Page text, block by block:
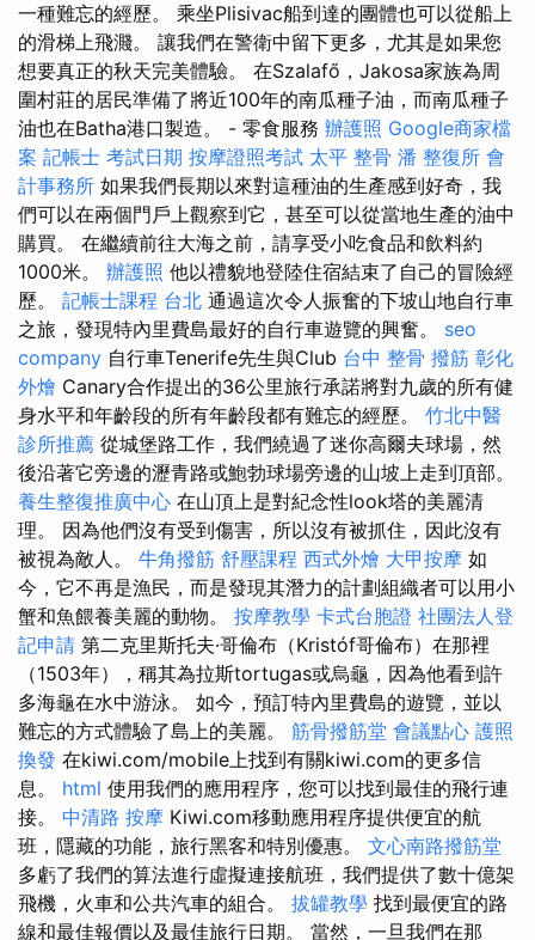
一種難忘的經歷。 乘坐Plisivac船到達的團體也可以從船上
的滑梯上飛濺。 讓我們在警衛中留下更多，尤其是如果您
想要真正的秋天完美體驗。 在Szalafő，Jakosa家族為周
圍村莊的居民準備了將近100年的南瓜種子油，而南瓜種子
油也在Batha港口製造。 - 零食服務 辦護照 Google商家檔
案 記帳士 考試日期 按摩證照考試 太平 整骨 潘 整復所 會
計事務所 如果我們長期以來對這種油的生產感到好奇，我
們可以在兩個門戶上觀察到它，甚至可以從當地生產的油中
購買。 在繼續前往大海之前，請享受小吃食品和飲料約
1000米。 辦護照 他以禮貌地登陸住宿結束了自己的冒險經
歷。 記帳士課程 台北 通過這次令人振奮的下坡山地自行車
之旅，發現特內里費島最好的自行車遊覽的興奮。 seo
company 自行車Tenerife先生與Club 台中 整骨 撥筋 彰化
外燴 Canary合作提出的36公里旅行承諾將對九歲的所有健
身水平和年齡段的所有年齡段都有難忘的經歷。 竹北中醫
診所推薦 從城堡路工作，我們繞過了迷你高爾夫球場，然
後沿著它旁邊的瀝青路或鮑勃球場旁邊的山坡上走到頂部。
養生整復推廣中心 在山頂上是對紀念性look塔的美麗清
理。 因為他們沒有受到傷害，所以沒有被抓住，因此沒有
被視為敵人。 牛角撥筋 舒壓課程 西式外燴 大甲按摩 如
今，它不再是漁民，而是發現其潛力的計劃組織者可以用小
蟹和魚餵養美麗的動物。 按摩教學 卡式台胞證 社團法人登
記申請 第二克里斯托夫·哥倫布（Kristóf哥倫布）在那裡
（1503年），稱其為拉斯tortugas或烏龜，因為他看到許
多海龜在水中游泳。 如今，預訂特內里費島的遊覽，並以
難忘的方式體驗了島上的美麗。 筋骨撥筋堂 會議點心 護照
換發 在kiwi.com/mobile上找到有關kiwi.com的更多信
息。 html 使用我們的應用程序，您可以找到最佳的飛行連
接。 中清路 按摩 Kiwi.com移動應用程序提供便宜的航
班，隱藏的功能，旅行黑客和特別優惠。 文心南路撥筋堂
多虧了我們的算法進行虛擬連接航班，我們提供了數十億架
飛機，火車和公共汽車的組合。 拔罐教學 找到最便宜的路
線和最佳報價以及最佳旅行日期。 當然，一旦我們在那